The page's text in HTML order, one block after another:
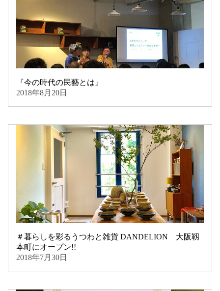
『今の時代の民藝とは』
2018年8月20日
＃暮らしを彩るうつわと雑貨 DANDELION 大阪靱
本町にオープン!!
2018年7月30日